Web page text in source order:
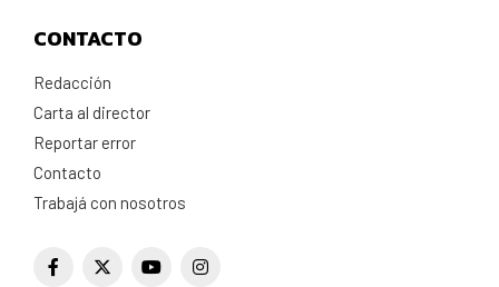
CONTACTO
Redacción
Carta al director
Reportar error
Contacto
Trabajá con nosotros